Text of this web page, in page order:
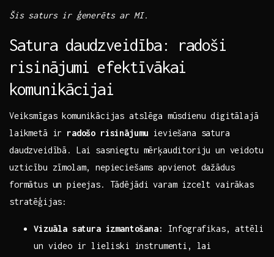
Šis saturs ir ģenerēts ar MI.
Satura daudzveidība: radoši
risinājumi efektīvākai
komunikācijai
Veiksmīgas komunikācijas atslēga ‍mūsdienu digitālajā
laikmetā ir radošo risinājumu ieviešana satura
daudzveidībā. Lai sasniegtu mērķauditoriju un veidotu
uzticību zīmolam, nepieciešams apvienot dažādus
formātus​ un pieejas. Tādējādi varam izcelt vairākas
stratēģijas:
Vizuāla satura izmantošana:
Infografikas, attēli
un video ir lieliski instrumenti, lai